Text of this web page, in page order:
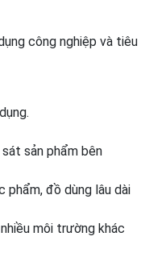
công nghiệp và tiêu
sản phẩm bên
phẩm, đồ dùng lâu dài
môi trường khác